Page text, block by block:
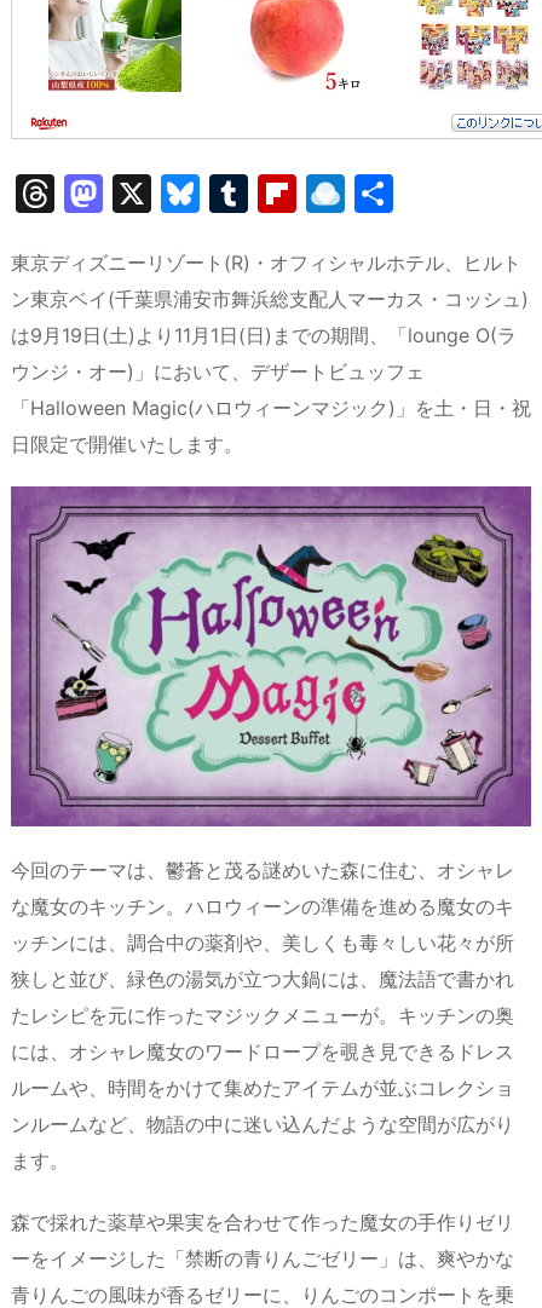
T
e
a
d
s
M
st
o
d
o
n
X
Bl
e
s
k
y
T
m
bl
r
Fl
b
o
ar
d
R
n
dr
o
p.
io
東京ディズニーリゾート(R)・オフィシャルホテル、ヒルト
ン東京ベイ(千葉県浦安市舞浜総支配人マーカス・コッシュ)
は9月19日(土)より11月1日(日)までの期間、「lounge O(ラ
ウンジ・オー)」において、デザートビュッフェ
「Halloween Magic(ハロウィーンマジック)」を土・日・祝
日限定で開催いたします。
今回のテーマは、鬱蒼と茂る謎めいた森に住む、オシャレ
な魔女のキッチン。ハロウィーンの準備を進める魔女のキ
ッチンには、調合中の薬剤や、美しくも毒々しい花々が所
狭しと並び、緑色の湯気が立つ大鍋には、魔法語で書かれ
たレシピを元に作ったマジックメニューが。キッチンの奥
には、オシャレ魔女のワードロープを覗き見できるドレス
ルームや、時間をかけて集めたアイテムが並ぶコレクショ
ンルームなど、物語の中に迷い込んだような空間が広がり
ます。
森で採れた薬草や果実を合わせて作った魔女の手作りゼリ
ーをイメージした「禁断の青りんごゼリー」は、爽やかな
青りんごの風味が香るゼリーに、りんごのコンポートを乗